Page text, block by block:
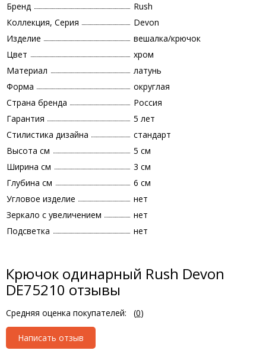
Бренд
Rush
Коллекция, Серия
Devon
Изделие
вешалка/крючок
Цвет
хром
Материал
латунь
Форма
округлая
Страна бренда
Россия
Гарантия
5 лет
Стилистика дизайна
стандарт
Высота см
5 см
Ширина см
3 см
Глубина см
6 см
Угловое изделие
нет
Зеркало с увеличением
нет
Подсветка
нет
Крючок одинарный Rush Devon
DE75210 отзывы
Средняя оценка покупателей: (0)
Написать отзыв